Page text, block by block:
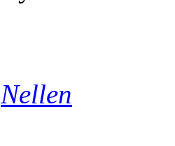
Nellen